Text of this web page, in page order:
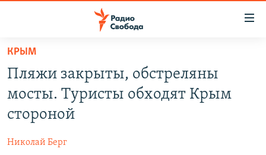
упрощенного
доступа
основному
Вернутся
АВТОРСКИЕ ПРОЕКТЫ
МНЕНИЯ
КРЫМ
Пляжи закрыты, обстреляны
мосты. Туристы обходят Крым
стороной
Николай Берг